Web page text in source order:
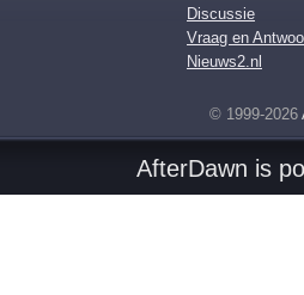
Discussie
Vraag en
Nieuws2.nl
© 1999-2026
AfterDawn is